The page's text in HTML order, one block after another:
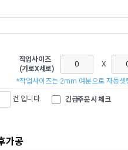
작업사이즈
(가로X세로)
X
*작업사이즈는 2mm 여분으로 자동셋
건 입니다. 긴급주문시 체크
가공